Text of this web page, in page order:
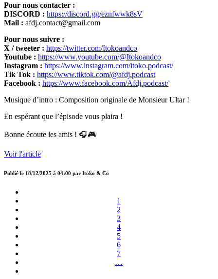
Pour nous contacter :
DISCORD : https://discord.gg/eznfwwk8sV
Mail : afdj.contact@gmail.com
Pour nous suivre :
X / tweeter : https://twitter.com/Itokoandco
Youtube : https://www.youtube.com/@Itokoandco
Instagram : https://www.instagram.com/itoko.podcast/
Tik Tok : https://www.tiktok.com/@afdj.podcast
Facebook : https://www.facebook.com/Afdj.podcast/
Musique d’intro : Composition originale de Monsieur Ultar !
En espérant que l’épisode vous plaira !
Bonne écoute les amis ! 🎧🎮
Voir l'article
Publié le 18/12/2025 à 04:00 par Itoko & Co
1
2
3
4
5
6
7
…